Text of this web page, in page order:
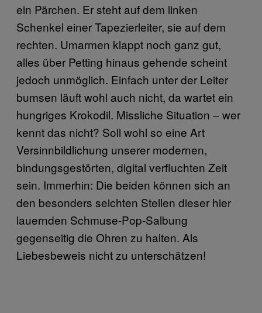
ein Pärchen. Er steht auf dem linken
Schenkel einer Tapezierleiter, sie auf dem
rechten. Umarmen klappt noch ganz gut,
alles über Petting hinaus gehende scheint
jedoch unmöglich. Einfach unter der Leiter
bumsen läuft wohl auch nicht, da wartet ein
hungriges Krokodil. Missliche Situation – wer
kennt das nicht? Soll wohl so eine Art
Versinnbildlichung unserer modernen,
bindungsgestörten, digital verfluchten Zeit
sein. Immerhin: Die beiden können sich an
den besonders seichten Stellen dieser hier
lauernden Schmuse-Pop-Salbung
gegenseitig die Ohren zu halten. Als
Liebesbeweis nicht zu unterschätzen!